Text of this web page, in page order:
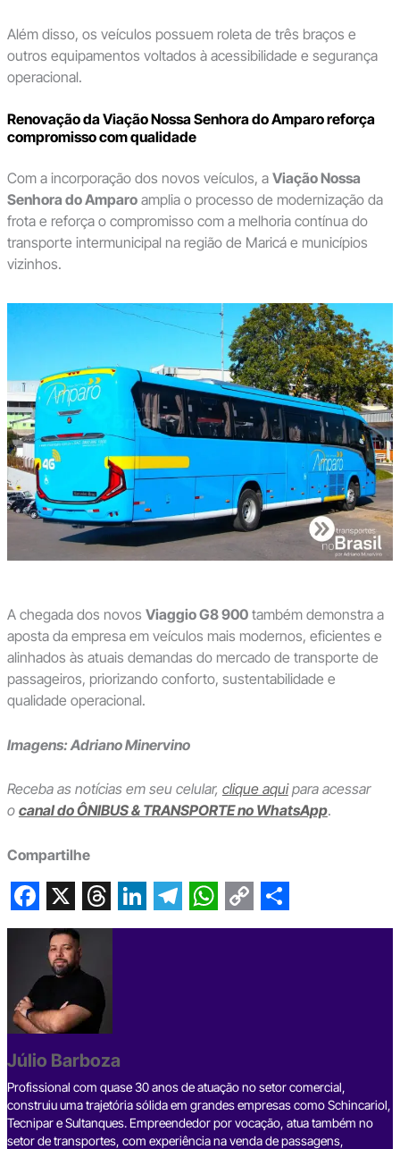
Além disso, os veículos possuem roleta de três braços e
outros equipamentos voltados à acessibilidade e segurança
operacional.
Renovação da Viação Nossa Senhora do Amparo reforça
compromisso com qualidade
Com a incorporação dos novos veículos, a Viação Nossa
Senhora do Amparoamplia o processo de modernização da
frota e reforça o compromisso com a melhoria contínua do
transporte intermunicipal na região de Maricá e municípios
vizinhos.
A chegada dos novos Viaggio G8 900também demonstra a
aposta da empresa em veículos mais modernos, eficientes e
alinhados às atuais demandas do mercado de transporte de
passageiros, priorizando conforto, sustentabilidade e
qualidade operacional.
Imagens: Adriano Minervino
Receba as notícias em seu celular, clique aquipara acessar
o canal do ÔNIBUS & TRANSPORTE no WhatsApp.
Compartilhe
F
e
b
o
o
k
X T
h
r
e
a
d
s
L
d
I
n
T
a
m
W
p
p
C
n
k
S
Júlio Barboza
Profissional com quase 30 anos de atuação no setor comercial,
construiu uma trajetória sólida em grandes empresas como Schincariol,
Tecnipar e Sultanques. Empreendedor por vocação, atua também no
setor de transportes, com experiência na venda de passagens,